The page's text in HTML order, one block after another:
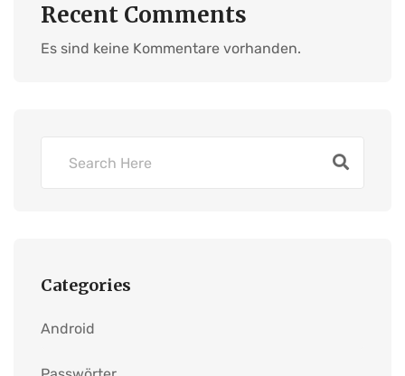
Recent Comments
Es sind keine Kommentare vorhanden.
Categories
Android